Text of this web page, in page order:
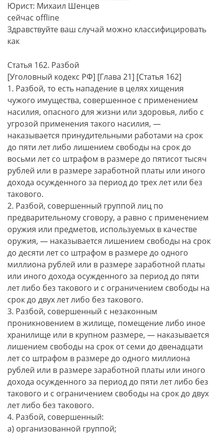
Юрист: Михаил Шенцев
сейчас offline
Здравствуйте ваш случай можно классифицировать
как
Статья 162. Разбой
[Уголовный кодекс РФ] [Глава 21] [Статья 162]
1. Разбой, то есть нападение в целях хищения
чужого имущества, совершенное с применением
насилия, опасного для жизни или здоровья, либо с
угрозой применения такого насилия, —
наказывается принудительными работами на срок
до пяти лет либо лишением свободы на срок до
восьми лет со штрафом в размере до пятисот тысяч
рублей или в размере заработной платы или иного
дохода осужденного за период до трех лет или без
такового.
2. Разбой, совершенный группой лиц по
предварительному сговору, а равно с применением
оружия или предметов, используемых в качестве
оружия, — наказывается лишением свободы на срок
до десяти лет со штрафом в размере до одного
миллиона рублей или в размере заработной платы
или иного дохода осужденного за период до пяти
лет либо без такового и с ограничением свободы на
срок до двух лет либо без такового.
3. Разбой, совершенный с незаконным
проникновением в жилище, помещение либо иное
хранилище или в крупном размере, — наказывается
лишением свободы на срок от семи до двенадцати
лет со штрафом в размере до одного миллиона
рублей или в размере заработной платы или иного
дохода осужденного за период до пяти лет либо без
такового и с ограничением свободы на срок до двух
лет либо без такового.
4. Разбой, совершенный:
а) организованной группой;